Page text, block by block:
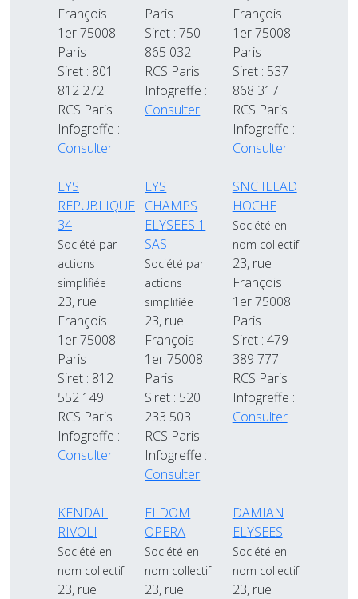
François
1er 75008
Paris
Siret : 801
812 272
RCS Paris
Infogreffe :
Consulter
Paris
Siret : 750
865 032
RCS Paris
Infogreffe :
Consulter
François
1er 75008
Paris
Siret : 537
868 317
RCS Paris
Infogreffe :
Consulter
LYS
REPUBLIQUE
34
Société par
actions
simplifiée
23, rue
François
1er 75008
Paris
Siret : 812
552 149
RCS Paris
Infogreffe :
Consulter
LYS
CHAMPS
ELYSEES 1
SAS
Société par
actions
simplifiée
23, rue
François
1er 75008
Paris
Siret : 520
233 503
RCS Paris
Infogreffe :
Consulter
SNC ILEAD
HOCHE
Société en
nom collectif
23, rue
François
1er 75008
Paris
Siret : 479
389 777
RCS Paris
Infogreffe :
Consulter
KENDAL
RIVOLI
Société en
nom collectif
23, rue
ELDOM
OPERA
Société en
nom collectif
23, rue
DAMIAN
ELYSEES
Société en
nom collectif
23, rue